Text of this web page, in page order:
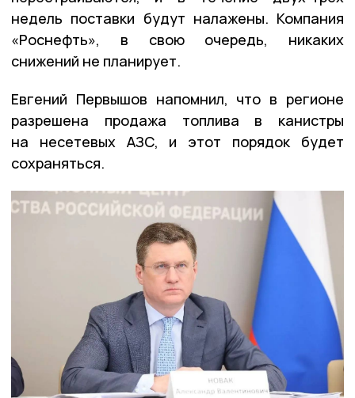
недель поставки будут налажены. Компания
«Роснефть», в свою очередь, никаких
снижений не планирует.
Евгений Первышов напомнил, что в регионе
разрешена продажа топлива в канистры
на несетевых АЗС, и этот порядок будет
сохраняться.